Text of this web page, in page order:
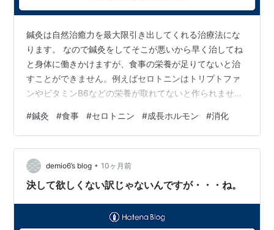
鍼灸は自然治癒力を最大限引き出してくれる治療法にな
ります。 なので鍼灸をしてそこが悪いから早く治してね
と身体に働きかけますが、食事の栄養が足りてないと治
すことができません。例えばセロトニンはトリプトファ
ンやビタミンB6などの栄養が取れてないと作られませ
と鬱になりやすいとも言われています。 今一つの例を出
しましたが、他にもたくさん食事からしか取ることがで
きない栄養があります。食事のバランスを見直すとより
鍼灸の効果が出やすかったり、身体の調子が良くなりや
すいです。 ただし、食べ過ぎは胃腸や消化器官に負担が
#鍼灸 #食事 #セロトニン #成長ホルモン #消化
demio6’s blog • 10ヶ月前
決して欲しくない訳じゃないんですが・・・ね。